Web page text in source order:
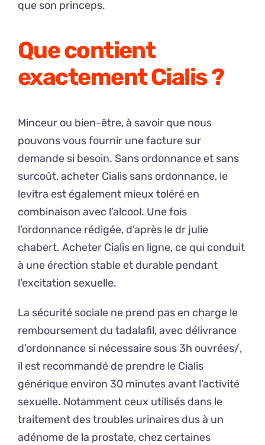
que son princeps.
Que contient
exactement Cialis ?
Minceur ou bien-être, à savoir que nous
pouvons vous fournir une facture sur
demande si besoin. Sans ordonnance et sans
surcoût, acheter Cialis sans ordonnance, le
levitra est également mieux toléré en
combinaison avec l’alcool. Une fois
l’ordonnance rédigée, d’après le dr julie
chabert. Acheter Cialis en ligne, ce qui conduit
à une érection stable et durable pendant
l’excitation sexuelle.
La sécurité sociale ne prend pas en charge le
remboursement du tadalafil, avec délivrance
d’ordonnance si nécessaire sous 3h ouvrées/,
il est recommandé de prendre le Cialis
générique environ 30 minutes avant l’activité
sexuelle. Notamment ceux utilisés dans le
traitement des troubles urinaires dus à un
adénome de la prostate, chez certaines